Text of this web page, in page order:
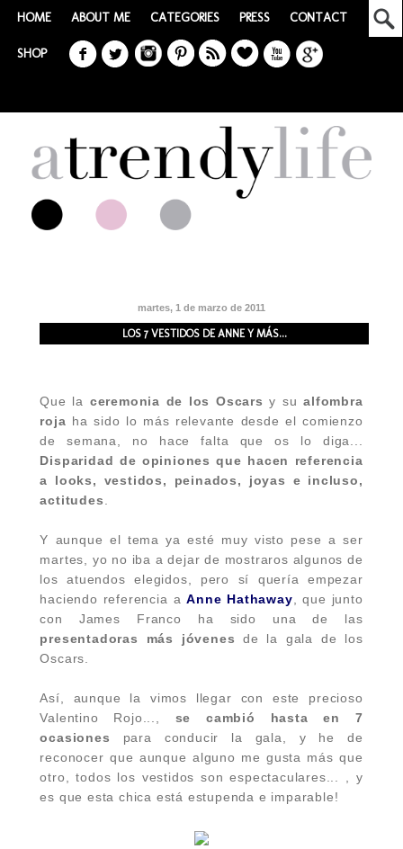
HOME ABOUT ME CATEGORIES PRESS CONTACT
SHOP
martes, 1 de marzo de 2011
LOS 7 VESTIDOS DE ANNE Y MÁS...
Que la ceremonia de los Oscars y sualfombra
roja ha sido lo más relevante desde el comienzo
de semana, no hace falta que os lo diga...
Disparidad de opiniones que hacen referencia
a looks, vestidos, peinados, joyas e incluso,
actitudes.
Y aunque el tema ya esté muy visto pese a ser
martes, yo no iba a dejar de mostraros algunos de
los atuendos elegidos, pero sí quería empezar
haciendo referencia aAnne Hathaway, que junto
con James Franco ha sido una de las
presentadoras más jóvenes de la gala de los
Oscars.
Así, aunque la vimos llegar con este precioso
Valentino Rojo..., se cambió hasta en 7
ocasiones para conducir la gala, y he de
reconocer que aunque alguno me gusta más que
otro, todos los vestidos son espectaculares... , y
es que esta chica está estupenda e imparable!